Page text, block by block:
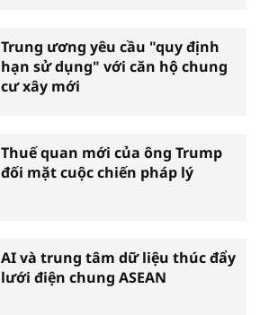
Trung ương yêu cầu "quy định
hạn sử dụng" với căn hộ chung
cư xây mới
Thuế quan mới của ông Trump
đối mặt cuộc chiến pháp lý
AI và trung tâm dữ liệu thúc đẩy
lưới điện chung ASEAN